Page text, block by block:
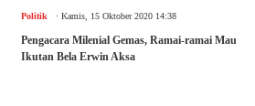
Politik Kamis, 15 Oktober 2020 14:38
Pengacara Milenial Gemas, Ramai-ramai Mau
Ikutan Bela Erwin Aksa